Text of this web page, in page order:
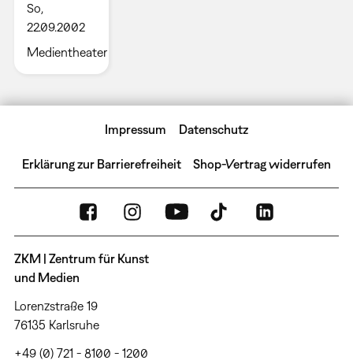
So,
22.09.2002
Medientheater
Impressum Datenschutz
Erklärung zur Barrierefreiheit Shop-Vertrag widerrufen
ZKM | Zentrum für Kunst
und Medien
Lorenzstraße 19
76135 Karlsruhe
+49 (0) 721 - 8100 - 1200